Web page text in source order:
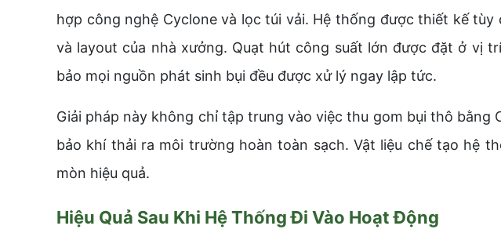
hợp công nghệ Cyclone và lọc túi vải. Hệ thống được thiết kế
và layout của nhà xưởng. Quạt hút công suất lớn được đặt ở vị
bảo mọi nguồn phát sinh bụi đều được xử lý ngay lập tức.
Giải pháp này không chỉ tập trung vào việc thu gom bụi thô
bảo khí thải ra môi trường hoàn toàn sạch. Vật liệu chế tạo hệ
mòn hiệu quả.
Hiệu Quả Sau Khi Hệ Thống Đi Vào Hoạt Động